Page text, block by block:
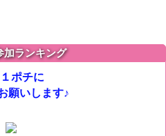
加ランキング
ポチに
願いします♪